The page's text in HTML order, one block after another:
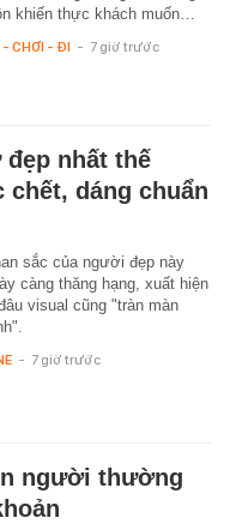
khiến thực khách muốn…
- CHƠI - ĐI - 7 giờ trước
nhất thế
dáng chuẩn
sắc của người đẹp này
càng thăng hạng, xuất hiện
visual cũng "tràn màn
- 7 giờ trước
người thường